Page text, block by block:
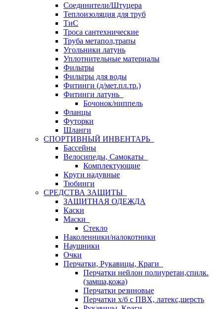
Соединители/Штуцера
Теплоизоляция для труб
ТиС
Троса сантехнические
Труба метапол,трапы
Угольники латунь
Уплотнительные материалы
Фильтры
Фильтры для воды
Фитинги (д/мет.пл.тр.)
Фитинги латунь
Бочонок/ниппель
Фланцы
Футорки
Шланги
СПОРТИВНЫЙ ИНВЕНТАРЬ
Бассейны
Велосипеды, Самокаты
Комплектующие
Круги надувные
Тюбинги
СРЕДСТВА ЗАЩИТЫ
ЗАЩИТНАЯ ОДЕЖДА
Каски
Маски
Стекло
Наколенники/налокотники
Наушники
Очки
Перчатки, Рукавицы, Краги
Перчатки нейлон полиуретан,спилк.
(замша,кожа)
Перчатки резиновые
Перчатки х/б с ПВХ, латекс,шерсть